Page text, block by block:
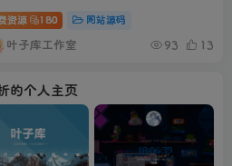
资源 180 网站源码
叶子库工作室 93 13
的个人主页